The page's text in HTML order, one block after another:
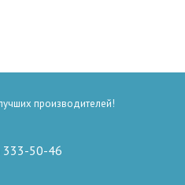
производителей!
333-50-46